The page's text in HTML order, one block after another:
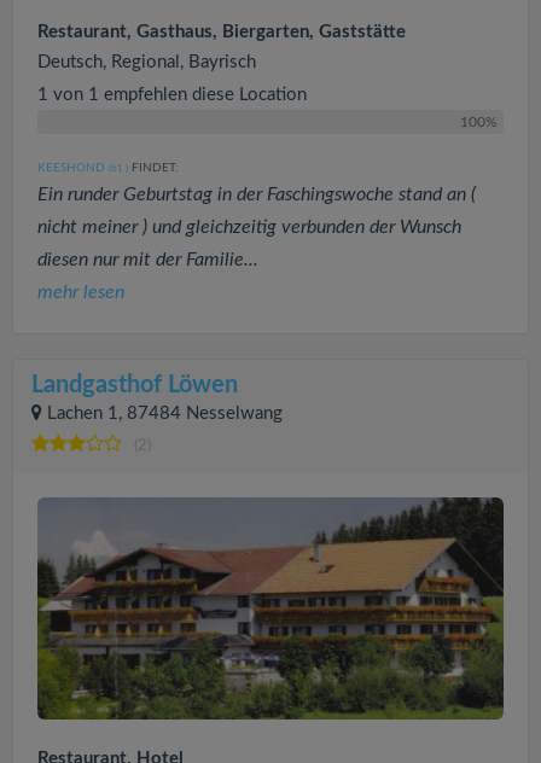
Restaurant, Gasthaus, Biergarten, Gaststätte
Deutsch, Regional, Bayrisch
1 von 1 empfehlen diese Location
100%
KEESHOND (61 ) FINDET:
Ein runder Geburtstag in der Faschingswoche stand an (
nicht meiner ) und gleichzeitig verbunden der Wunsch
diesen nur mit der Familie...
mehr lesen
Landgasthof Löwen
Lachen 1, 87484 Nesselwang
(2)
Restaurant, Hotel